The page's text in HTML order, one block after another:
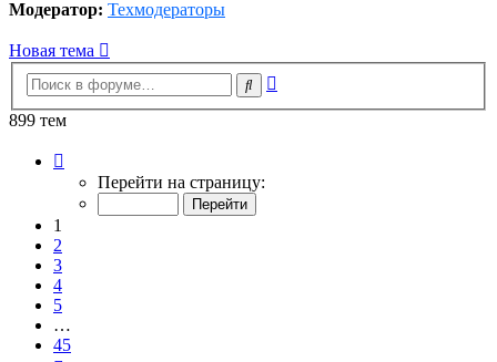
Модератор: Техмодераторы
Новая тема
Поиск
899 тем
Перейти на страницу:
1
2
3
4
5
…
45